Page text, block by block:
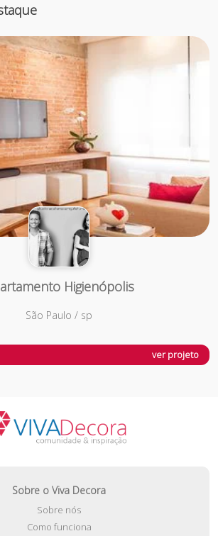
Higienópolis
São Paulo / sp
ver projeto
Sobre o Viva Decora
Sobre nós
Como funciona